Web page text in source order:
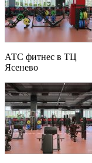
АТС фитнес в ТЦ
Ясенево